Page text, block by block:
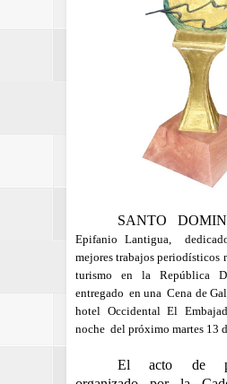
SANTO
Epifanio Lantigua,
mejores trabajos periodísticos
turismo en la República
entregado en una Cena de
hotel Occidental El
noche del próximo martes 13
El acto de